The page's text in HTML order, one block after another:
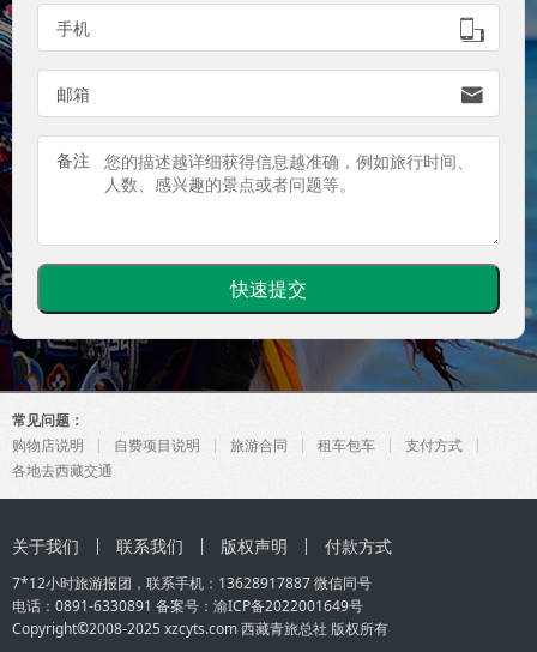
手机 
邮箱 
备注
常见问题：
购物店说明
自费项目说明 旅游合同 租车包车
支付方式
各地去西藏交通
关于我们 联系我们 版权声明 付款方式
7*12小时旅游报团，联系手机： 13628917887微信同号
电话：0891-6330891 备案号： 渝ICP备2022001649号
Copyright©2008-2025 xzcyts.com西藏青旅总社 版权所有